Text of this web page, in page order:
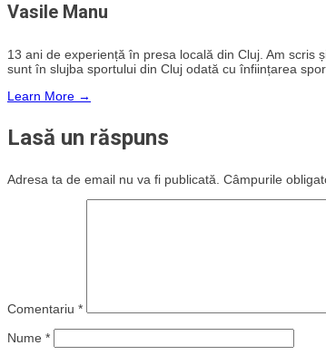
Vasile Manu
13 ani de experiență în presa locală din Cluj. Am scris
sunt în slujba sportului din Cluj odată cu înființarea
Learn More →
Lasă un răspuns
Adresa ta de email nu va fi publicată. Câmpurile
Comentariu *
Nume *